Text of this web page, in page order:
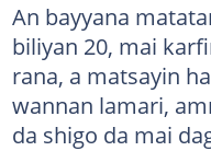
An bayyana
biliyan 20, mai
rana, a matsayin
wannan lamari,
da shigo da mai